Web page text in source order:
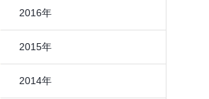
2016年
2015年
2014年